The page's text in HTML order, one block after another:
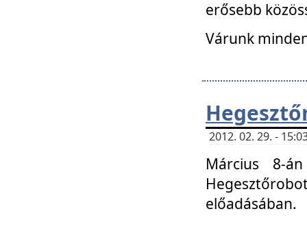
erősebb
Várunk
2012. 02. 29. -
Március 8-
előadásában.